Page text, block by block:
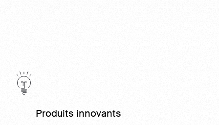
Produits innovants